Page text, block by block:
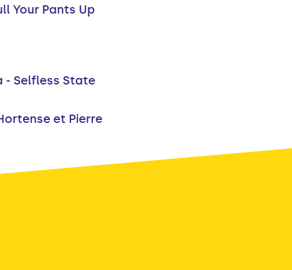
Your Pants Up
- Selfless State
et Pierre